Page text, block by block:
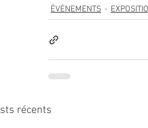
ÉVÈNEMENTS
récents